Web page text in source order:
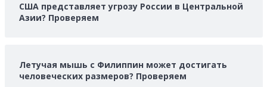
США представляет угрозу России в Центральной
Азии? Проверяем
Летучая мышь с Филиппин может достигать
человеческих размеров? Проверяем